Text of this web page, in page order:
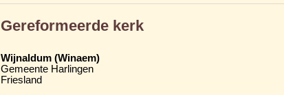
Gereformeerde kerk
Wijnaldum (Winaem)
Gemeente Harlingen
Friesland